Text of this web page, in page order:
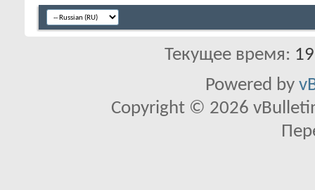
Текущее время:
Powered by
Copyright © 2026